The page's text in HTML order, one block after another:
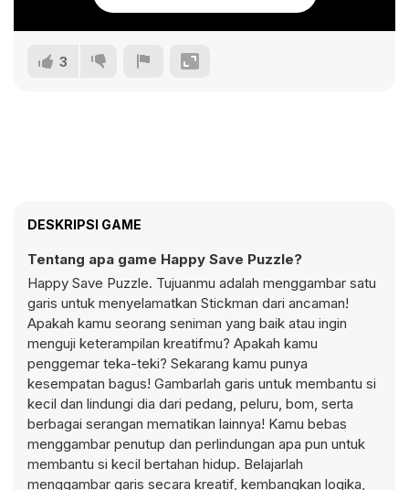
3
DESKRIPSI GAME
Tentang apa game Happy Save Puzzle?
Happy Save Puzzle. Tujuanmu adalah menggambar satu
garis untuk menyelamatkan Stickman dari ancaman!
Apakah kamu seorang seniman yang baik atau ingin
menguji keterampilan kreatifmu? Apakah kamu
penggemar teka-teki? Sekarang kamu punya
kesempatan bagus! Gambarlah garis untuk membantu si
kecil dan lindungi dia dari pedang, peluru, bom, serta
berbagai serangan mematikan lainnya! Kamu bebas
menggambar penutup dan perlindungan apa pun untuk
membantu si kecil bertahan hidup. Belajarlah
menggambar garis secara kreatif, kembangkan logika,